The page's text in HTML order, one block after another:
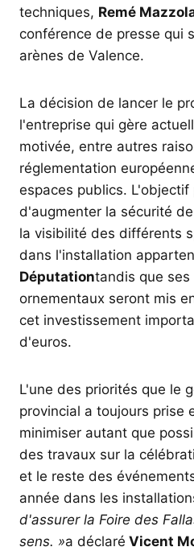
techniques, Remé
conférence de presse qui
arènes de Valence.
La décision de lancer le
l'entreprise qui gère
motivée, entre autres
réglementation
espaces publics. L'objectif
d'augmenter la sécurité
la visibilité des différents
dans l'installation
Députationtandis que ses
ornementaux seront mis
cet investissement
d'euros.
L'une des priorités que le
provincial a toujours prise
minimiser autant que
des travaux sur la
et le reste des
année dans les
d'assurer la Foire des
sens. »a déclaré Vicent